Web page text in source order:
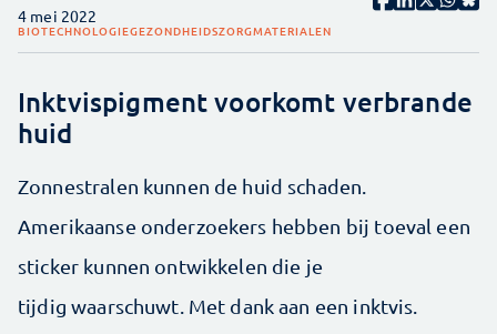
4 mei 2022
BIOTECHNOLOGIEGEZONDHEIDSZORGMATERIALEN
Inktvispigment voorkomt verbrande
huid
Zonnestralen kunnen de huid schaden.
Amerikaanse onderzoekers hebben bij toeval een
sticker kunnen ontwikkelen die je
tijdig waarschuwt. Met dank aan een inktvis.